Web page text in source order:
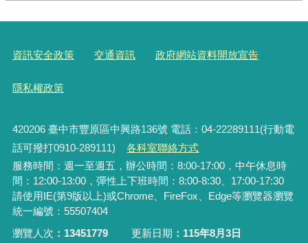
資訊安全政策 交通資訊 政府網站資料開放宣告
隱私權政策
420206臺中市豐原區中興路136號 電話：04-22289111(行動電
話可撥打0910-289111)
各科室聯絡方式
服務時間：週一至週五，辦公時間：8:00-17:00，中午休息時
間：12:00-13:00，彈性上下班時間：8:00-8:30、17:00-17:30
請使用IE(第9版以上)或Chrome、FireFox、Edge等瀏覽器瀏覽
統一編號：55507404
瀏覽人次
13451779 更新日期 115年8月3日